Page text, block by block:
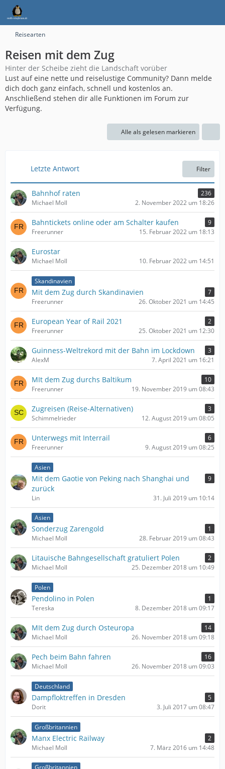
Reisearten
Reisen mit dem Zug
Hinter der Scheibe zieht die Landschaft vorüber
Lust auf eine nette und reiselustige Community? Dann melde
dich doch ganz einfach, schnell und kostenlos an.
Anschließend stehen dir alle Funktionen im Forum zur
Verfügung.
Alle als gelesen markieren
Letzte Antwort Filter
Bahnhof raten
236
Michael Moll
2. November 2022 um 18:26
Bahntickets online oder am Schalter kaufen
9
Freerunner
15. Februar 2022 um 18:13
Eurostar
Michael Moll 10. Februar 2022 um 14:51
Skandinavien
Mit dem Zug durch Skandinavien
7
Freerunner
26. Oktober 2021 um 14:45
European Year of Rail 2021
2
Freerunner
25. Oktober 2021 um 12:30
Guinness-Weltrekord mit der Bahn im Lockdown
3
AlexM
7. April 2021 um 16:21
MIt dem Zug durchs Baltikum
10
Freerunner
19. November 2019 um 08:43
Zugreisen (Reise-Alternativen)
3
Schimmelrieder
12. August 2019 um 08:05
Unterwegs mit Interrail
6
Freerunner
9. August 2019 um 08:25
Asien
Mit dem Gaotie von Peking nach Shanghai und
zurück
9
Lin 31. Juli 2019 um 10:14
Asien
Sonderzug Zarengold
1
Michael Moll
28. Februar 2019 um 08:43
Litauische Bahngesellschaft gratuliert Polen
2
Michael Moll
25. Dezember 2018 um 10:49
Polen
Pendolino in Polen
1
Tereska
8. Dezember 2018 um 09:17
MIt dem Zug durch Osteuropa
14
Michael Moll
26. November 2018 um 09:18
Pech beim Bahn fahren
16
Michael Moll
26. November 2018 um 09:03
Deutschland
Dampfloktreffen in Dresden
5
Dorit
3. Juli 2017 um 08:47
Großbritannien
Manx Electric Railway
2
Michael Moll
7. März 2016 um 14:48